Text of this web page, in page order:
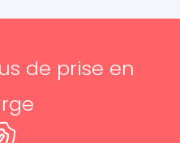
de prise en